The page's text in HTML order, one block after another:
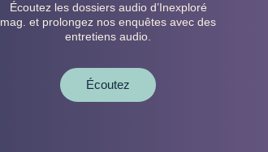
Écoutez les dossiers audio d’Inexploré
mag. et prolongez nos enquêtes avec des
entretiens audio.
Écoutez